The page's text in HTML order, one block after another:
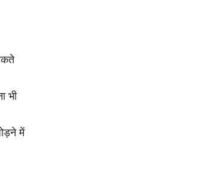
भी
में